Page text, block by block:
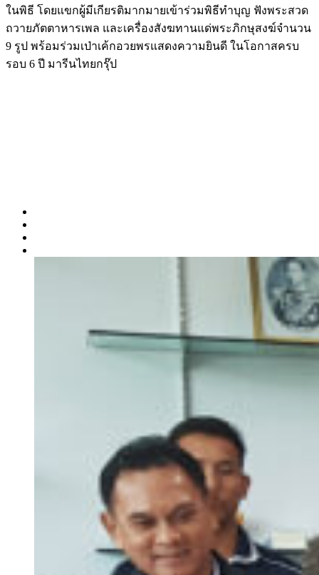
ในพิธี โดยแขกผู้มีเกียรติมากมายเข้าร่วมพิธีทำบุญ ฟังพระสวด
ถวายภัตตาหารเพล และเครื่องสังฆทานแด่พระภิกษุสงฆ์จำนวน
9 รูป พร้อมร่วมเป่าเค้กอวยพรแสดงความยินดี ในโอกาสครบ
รอบ 6 ปี มารีนไทยกรุ๊ป